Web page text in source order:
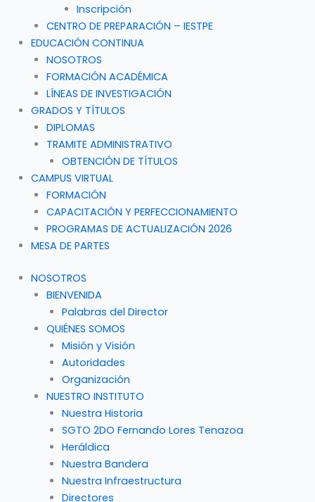
Inscripción
CENTRO DE PREPARACIÓN – IESTPE
EDUCACIÓN CONTINUA
NOSOTROS
FORMACIÓN ACADÉMICA
LÍNEAS DE INVESTIGACIÓN
GRADOS Y TÍTULOS
DIPLOMAS
TRAMITE ADMINISTRATIVO
OBTENCIÓN DE TÍTULOS
CAMPUS VIRTUAL
FORMACIÓN
CAPACITACIÓN Y PERFECCIONAMIENTO
PROGRAMAS DE ACTUALIZACIÓN 2026
MESA DE PARTES
NOSOTROS
BIENVENIDA
Palabras del Director
QUIÉNES SOMOS
Misión y Visión
Autoridades
Organización
NUESTRO INSTITUTO
Nuestra Historia
SGTO 2DO Fernando Lores Tenazoa
Heráldica
Nuestra Bandera
Nuestra Infraestructura
Directores